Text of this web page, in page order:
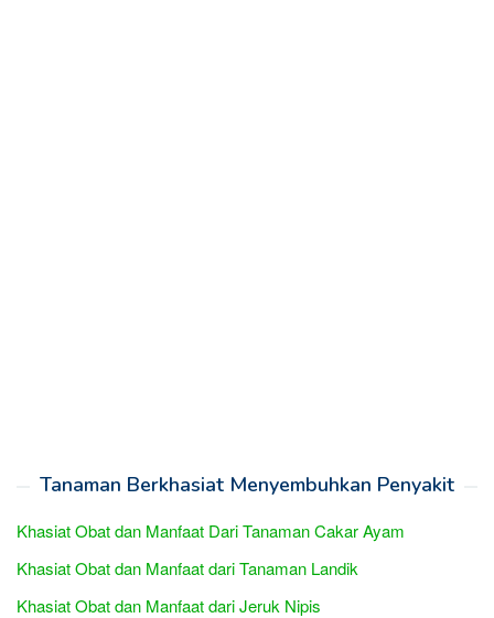
Tanaman Berkhasiat Menyembuhkan Penyakit
Khasiat Obat dan Manfaat Dari Tanaman Cakar Ayam
Khasiat Obat dan Manfaat dari Tanaman Landik
Khasiat Obat dan Manfaat dari Jeruk Nipis